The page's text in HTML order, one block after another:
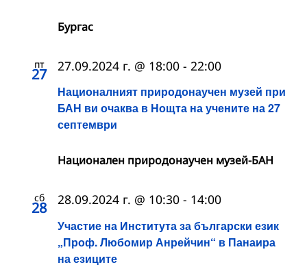
Бургас
пт
27
Националният природонаучен музей при
БАН ви очаква в Нощта на учените на 27
септември
27.09.2024 г. @ 18:00 - 22:00
Национален природонаучен музей-БАН
сб
28
Участие на Института за български език
„Проф. Любомир Анрейчин“ в Панаира
на езиците
28.09.2024 г. @ 10:30 - 14:00